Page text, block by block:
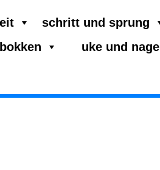
schritt und sprung
uke und nage